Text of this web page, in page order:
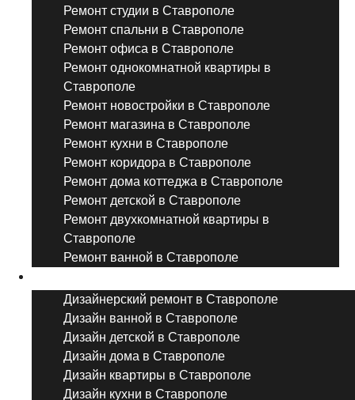
Ремонт студии в Ставрополе
Ремонт спальни в Ставрополе
Ремонт офиса в Ставрополе
Ремонт однокомнатной квартиры в
Ставрополе
Ремонт новостройки в Ставрополе
Ремонт магазина в Ставрополе
Ремонт кухни в Ставрополе
Ремонт коридора в Ставрополе
Ремонт дома коттеджа в Ставрополе
Ремонт детской в Ставрополе
Ремонт двухкомнатной квартиры в
Ставрополе
Ремонт ванной в Ставрополе
Дизайнерский ремонт в Ставрополе
Дизайн ванной в Ставрополе
Дизайн детской в Ставрополе
Дизайн дома в Ставрополе
Дизайн квартиры в Ставрополе
Дизайн кухни в Ставрополе